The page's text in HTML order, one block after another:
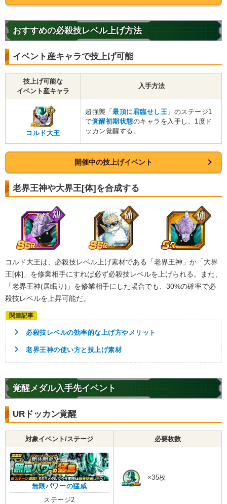
ゴルフリ
6.0 /10点
・気力+2
【一致するリンクスキル(
宇宙最凶
宇宙最強の一族
征服の野望
恐怖の征服
ターゲット孫悟空
継承する者
6.0 /10点
【発動リンク効果】
気力+2
ATK+45%
宇宙最凶
宇宙最強の一族
征服の野望
超激戦
【一致するカテゴリー(
ターゲット孫悟空
継承する者
第三フリーザ
6.0 10点
【発動リンク効果】
気力+2
【一致するリンクスキル(4)】
宇宙最凶
宇宙最強の一族
最凶の一族
恐怖の征服
ターゲット孫悟空
6.0 /10点
【発動リンク効果】
・気力+2
【一致するリンクスキル(
宇宙最凶
宇宙最強の一族
最凶の一族
恐怖の征服
ターゲット孫悟空
【発動リンク効果】
・気力+2
・ATK+45%
おすすめの必殺技レベル上げ方法
イベント産キャラで技上げ可能
技上げ可能な
イベント産キャラ
入手方法
コルド大王
超強襲「最頂に君臨せし王 」のステージ1
で覚醒初期状態のキャラを入手し、1度ド
ッカン覚醒する。
開催中の技上げイベント
老界王神や大界王[体]を合成する
コルド大王は、必殺技レベル上げ素材である「老界王神」か「大界
王[体]」を修業相手にすれば必ず必殺技レベルを上げられる。また、
「老界王神(居眠り)」を修業相手にした場合でも、30%の確率で必
殺技レベルを上昇可能だ。
必殺技レベルの効率的な上げ方やメリット
老界王神の使い方と技上げ素材
覚醒メダル入手先イベント
URドッカン覚醒
対象イベント/ステージ 必要枚数
無限パワーの猛威
ステージ2
×35枚